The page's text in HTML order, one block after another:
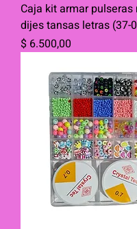
Caja kit armar
dijes tansas letras (37-
Precio
$ 6.500,00